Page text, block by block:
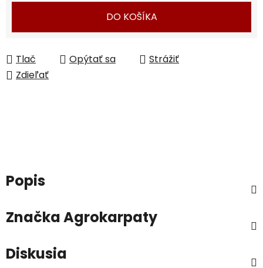
DO KOŠÍKA
Tlač Opýtať sa
Strážiť
Zdieľať
Popis
ZnačkaAgrokarpaty
Diskusia